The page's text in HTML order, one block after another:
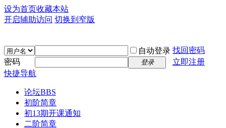
设为首页收藏本站
开启辅助访问 切换到窄版
自动登录 找回密码
密码
登录
立即注册
快捷导航
论坛BBS
初阶简章
初13期开课通知
二阶简章